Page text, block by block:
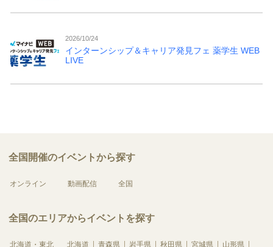
2026/10/24
インターンシップ＆キャリア発見フェ 薬学生 WEB
LIVE
全国開催のイベントから探す
オンライン 動画配信 全国
全国のエリアからイベントを探す
北海道・東北 北海道 青森県 岩手県 秋田県 宮城県
山形県